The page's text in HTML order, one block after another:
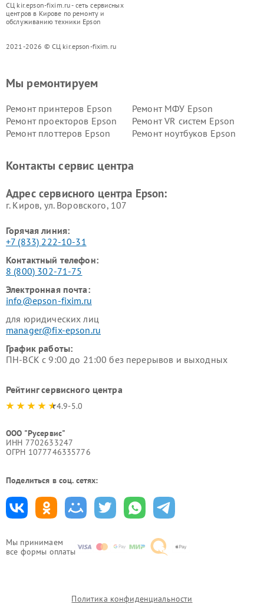
СЦ kir.epson-fixim.ru - сеть сервисных
центров в Кирове по ремонту и
обслуживанию техники Epson
2021-2026 © СЦ kir.epson-fixim.ru
Мы принимаем
все формы оплаты
Мы ремонтируем
Ремонт принтеров Epson
Ремонт МФУ Epson
Ремонт проекторов Epson
Ремонт VR систем Epson
Ремонт плоттеров Epson
Ремонт ноутбуков Epson
Контакты сервис центра
Адрес сервисного центра Epson:
г. Киров, ул. Воровского, 107
Горячая линия:
+7 (833) 222-10-31
Контактный телефон:
8 (800) 302-71-75
Электронная почта:
info@epson-fixim.ru
для юридических лиц
manager@fix-epson.ru
График работы:
ПН-ВСК с 9:00 до 21:00 без перерывов и выходных
Рейтинг сервисного центра
4.9-5.0
ООО "Русервис"
ИНН 7702633247
ОГРН 1077746335776
Поделиться в соц. сетях:
Политика конфиденциальности